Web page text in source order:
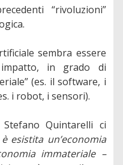
“rivoluzioni”
sembra essere
in grado di
(es. il software, i
i robot, i sensori).
Quintarelli ci
esistita un’economia
immateriale –